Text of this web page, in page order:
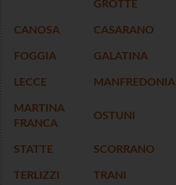
GROTTE
CANOSA CASARANO
FOGGIA GALATINA
LECCE MANFREDONIA
MARTINA
FRANCA
OSTUNI
STATTE SCORRANO
TERLIZZI TRANI